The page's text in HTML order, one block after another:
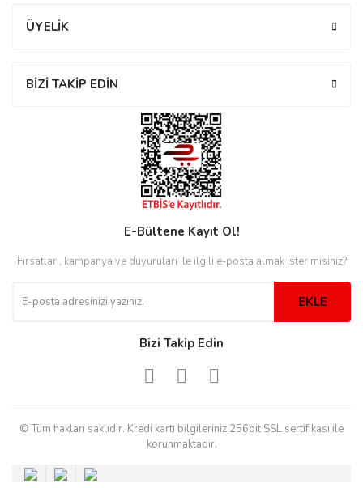
ÜYELİK
BİZİ TAKİP EDİN
E-Bültene Kayıt Ol!
Fırsatları, kampanya ve duyuruları ile ilgili e-posta almak ister misiniz?
EKLE
Bizi Takip Edin
© Tüm hakları saklıdır. Kredi kartı bilgileriniz 256bit SSL sertifikası ile
korunmaktadır.